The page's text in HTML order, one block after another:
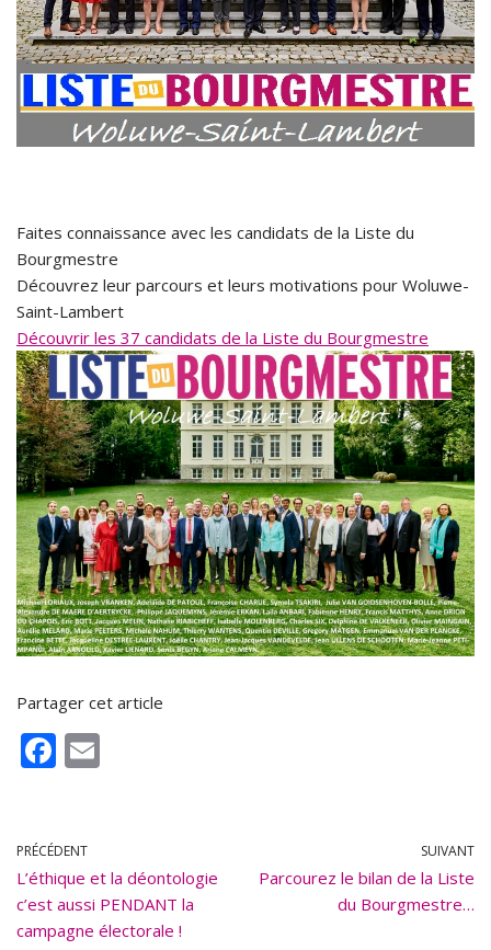
Faites connaissance avec les candidats de la Liste du
Bourgmestre
Découvrez leur parcours et leurs motivations pour Woluwe-
Saint-Lambert
Découvrir les 37 candidats de la Liste du Bourgmestre
Partager cet article
F
b
o
o
PRÉCÉDENT
L’éthique et la déontologie
c’est aussi PENDANT la
campagne électorale !
SUIVANT
Parcourez le bilan de la Liste
du Bourgmestre…